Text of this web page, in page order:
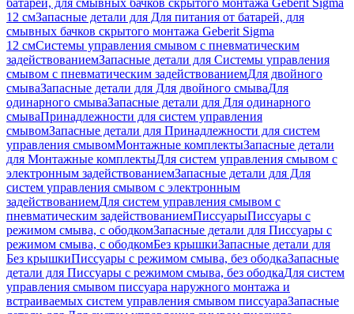
батарей, для смывных бачков скрытого монтажа Geberit Sigma
12 смЗапасные детали для Для питания от батарей, для
смывных бачков скрытого монтажа Geberit Sigma
12 смСистемы управления смывом с пневматическим
задействованиемЗапасные детали для Системы управления
смывом с пневматическим задействованиемДля двойного
смываЗапасные детали для Для двойного смываДля
одинарного смываЗапасные детали для Для одинарного
смываПринадлежности для систем управления
смывомЗапасные детали для Принадлежности для систем
управления смывомМонтажные комплектыЗапасные детали
для Монтажные комплектыДля систем управления смывом с
электронным задействованиемЗапасные детали для Для
систем управления смывом с электронным
задействованиемДля систем управления смывом с
пневматическим задействованиемПиссуарыПиссуары с
режимом смыва, с ободкомЗапасные детали для Писсуары с
режимом смыва, с ободкомБез крышкиЗапасные детали для
Без крышкиПиссуары с режимом смыва, без ободкаЗапасные
детали для Писсуары с режимом смыва, без ободкаДля систем
управления смывом писсуара наружного монтажа и
встраиваемых систем управления смывом писсуараЗапасные